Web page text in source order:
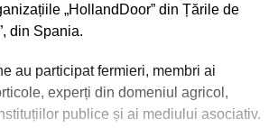
„HollandDoor” din Țările de
din Spania.
au participat fermieri, membri ai
experți din domeniul agricol,
publice și ai mediului asociativ.